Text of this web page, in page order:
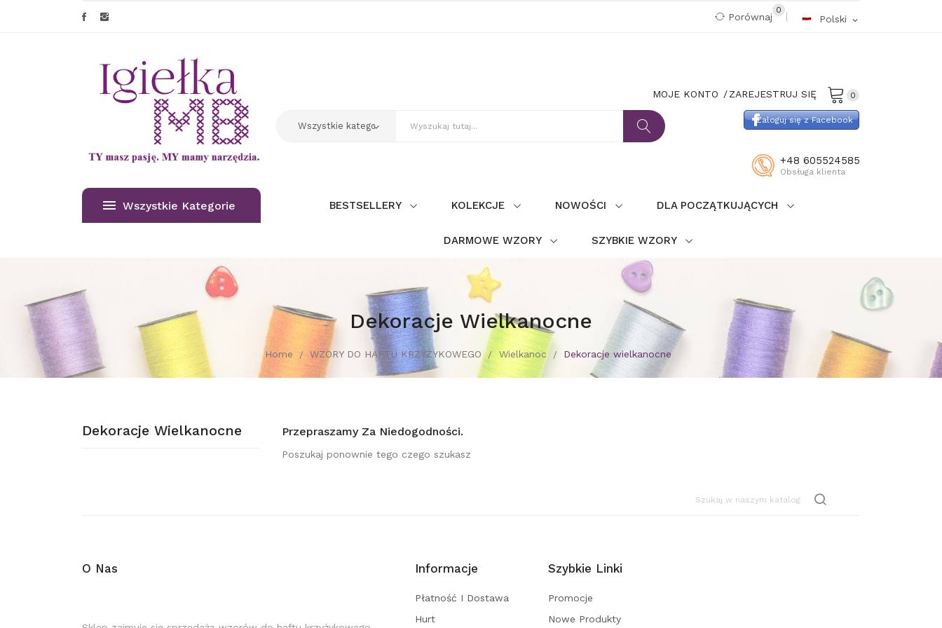
Polski expand_more
Porównaj
0
0
MOJE KONTO ZAREJESTRUJ SIĘ
+48 605524585
Obsługa klienta
Zaloguj się z Facebook
Wszystkie Kategorie BESTSELLERY KOLEKCJE NOWOŚCI DLA POCZĄTKUJĄCYCH
DARMOWE WZORY SZYBKIE WZORY
Dekoracje Wielkanocne
Home WZORY DO HAFTU KRZYŻYKOWEGO Wielkanoc Dekoracje wielkanocne
Dekoracje Wielkanocne Przepraszamy Za Niedogodności.
Poszukaj ponownie tego czego szukasz
O Nas Informacje
Płatność I Dostawa
Hurt
Szybkie Linki
Promocje
Nowe Produkty